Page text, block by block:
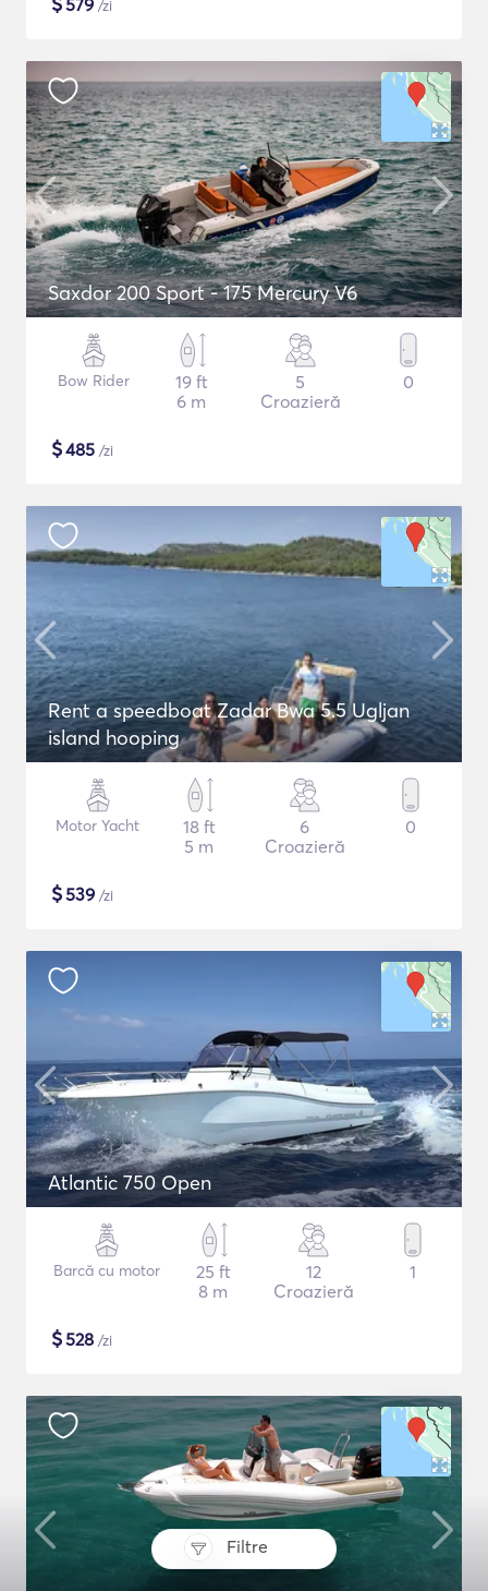
Filtre
579 /zi
Saxdor 200 Sport - 175 Mercury V6
Bow Rider
19 ft
6 m
5
Croazieră
0
$485 /zi
Rent a speedboat Zadar Bwa 5.5 Ugljan
island hooping
Motor Yacht
18 ft
5 m
6
Croazieră
0
$539 /zi
Atlantic 750 Open
Barcă cu motor
25 ft
8 m
12
Croazieră
1
$528 /zi